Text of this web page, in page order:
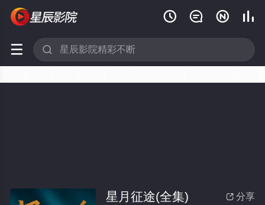
   
 
 分享
星月征途(全集)